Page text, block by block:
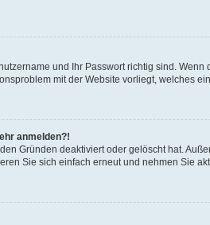
und Ihr Passwort richtig sind.
mit der Website vorliegt, welches
anmelden?!
Gründen deaktiviert oder gelöscht hat.
Sie sich einfach erneut und nehmen Sie